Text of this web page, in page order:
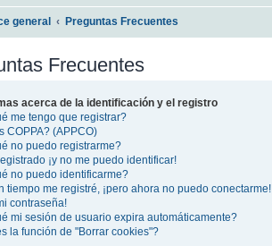
general Preguntas Frecuentes
Frecuentes
acerca de la identificación y el registro
me tengo que registrar?
COPPA? (APPCO)
no puedo registrarme?
¡y no me puedo identificar!
no puedo identificarme?
tiempo me registré, ¡pero ahora no puedo conectarme!
contraseña!
mi sesión de usuario expira automáticamente?
la función de "Borrar cookies"?